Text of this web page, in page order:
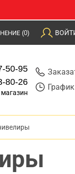
(0)
50-95
80-26
магазин